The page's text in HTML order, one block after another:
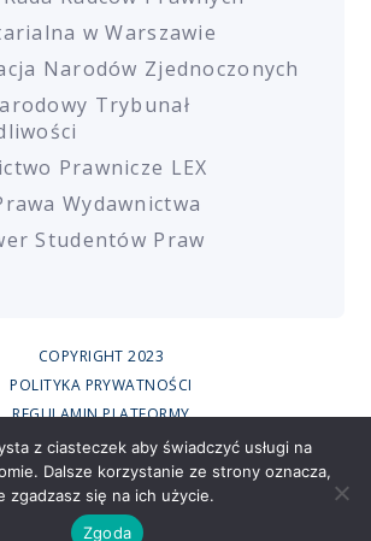
w Warszawie
Narodów Zjednoczonych
Trybunał
Prawnicze LEX
Wydawnictwa
Studentów Praw
COPYRIGHT 2023
POLITYKA PRYWATNOŚCI
REGULAMIN PLATFORMY
REGULAMIN SZKOLEŃ
SZKOLEŃ ONLINE
RODO
CREATED BY
z ciasteczek aby świadczyć usługi na
Dalsze korzystanie ze strony oznacza,
zgadzasz się na ich użycie.
Zgoda